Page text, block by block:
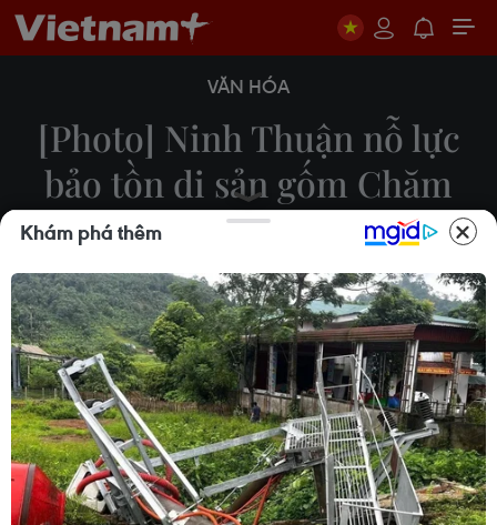
VĂN HÓA
[Photo] Ninh Thuận nỗ lực
bảo tồn di sản gốm Chăm
Bàu Trúc
15/02/2021 13:00
Làng gốm Bàu Trúc tại Ninh Thuận là một trong
những làng gốm cổ nhất Đông Nam Á còn tồn tại
đến ngày nay và các hoa văn trên sản phẩm gốm
thể hiện nền văn hóa tín ngưỡng truyền thống của
dân tộc Chăm.
Khám phá thêm